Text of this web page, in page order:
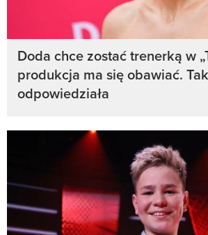
Doda chce zostać trenerką w
produkcja ma się obawiać. Tak
odpowiedziała